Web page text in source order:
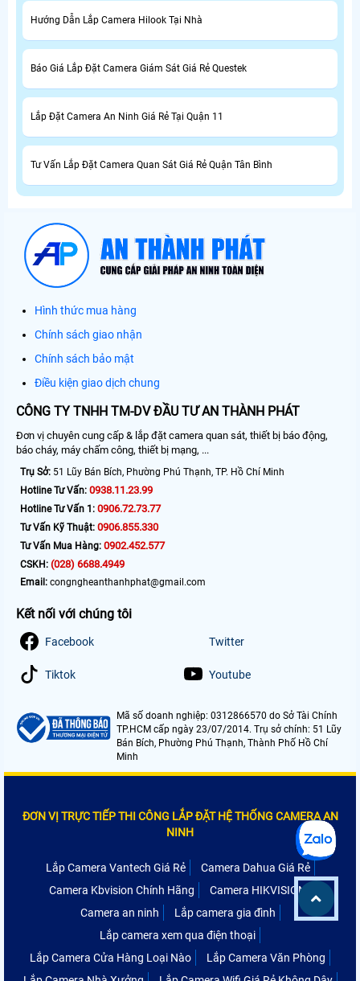
Hướng Dẫn Lắp Camera Hilook Tại Nhà
Báo Giá Lắp Đặt Camera Giám Sát Giá Rẻ Questek
Lắp Đặt Camera An Ninh Giá Rẻ Tại Quận 11
Tư Vấn Lắp Đặt Camera Quan Sát Giá Rẻ Quận Tân Bình
Hình thức mua hàng
Chính sách giao nhận
Chính sách bảo mật
Điều kiện giao dịch chung
CÔNG TY TNHH TM-DV ĐẦU TƯ AN THÀNH PHÁT
Đơn vị chuyên cung cấp & lắp đặt camera quan sát, thiết bị báo động,
báo cháy, máy chấm công, thiết bị mạng, ...
Trụ Sở: 51 Lũy Bán Bích, Phường Phú Thạnh, TP. Hồ Chí Minh
Hotline Tư Vấn: 0938.11.23.99
Hotline Tư Vấn 1: 0906.72.73.77
Tư Vấn Kỹ Thuật: 0906.855.330
Tư Vấn Mua Hàng: 0902.452.577
CSKH: (028) 6688.4949
Email: congngheanthanhphat@gmail.com
Kết nối với chúng tôi
Facebook Twitter
Tiktok Youtube
Mã số doanh nghiệp: 0312866570 do Sở Tài Chính
TP.HCM cấp ngày 23/07/2014. Trụ sở chính: 51 Lũy
Bán Bích, Phường Phú Thạnh, Thành Phố Hồ Chí
Minh
ĐƠN VỊ TRỰC TIẾP THI CÔNG LẮP ĐẶT HỆ THỐNG CAMERA AN
NINH
Lắp Camera Vantech Giá Rẻ
Camera Dahua Giá Rẻ
Camera Kbvision Chính Hãng
Camera HIKVISION
Camera an ninh
Lắp camera gia đình
Lắp camera xem qua điện thoại
Lắp Camera Cửa Hàng Loại Nào
Lắp Camera Văn Phòng